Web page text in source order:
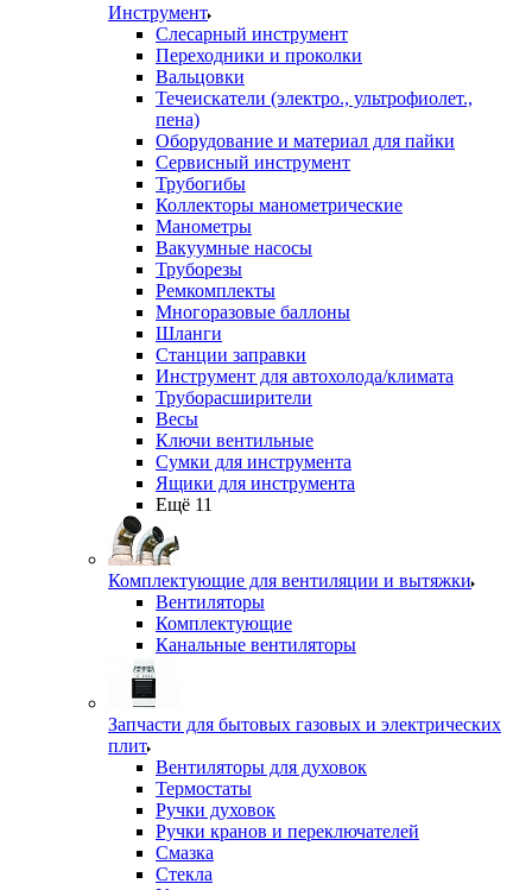
Инструмент
Слесарный инструмент
Переходники и проколки
Вальцовки
Течеискатели (электро., ультрофиолет.,
пена)
Оборудование и материал для пайки
Сервисный инструмент
Трубогибы
Коллекторы манометрические
Манометры
Вакуумные насосы
Труборезы
Ремкомплекты
Многоразовые баллоны
Шланги
Станции заправки
Инструмент для автохолода/климата
Труборасширители
Весы
Ключи вентильные
Сумки для инструмента
Ящики для инструмента
Ещё 11
Комплектующие для вентиляции и вытяжки
Вентиляторы
Комплектующие
Канальные вентиляторы
Запчасти для бытовых газовых и электрических
плит
Вентиляторы для духовок
Термостаты
Ручки духовок
Ручки кранов и переключателей
Смазка
Стекла